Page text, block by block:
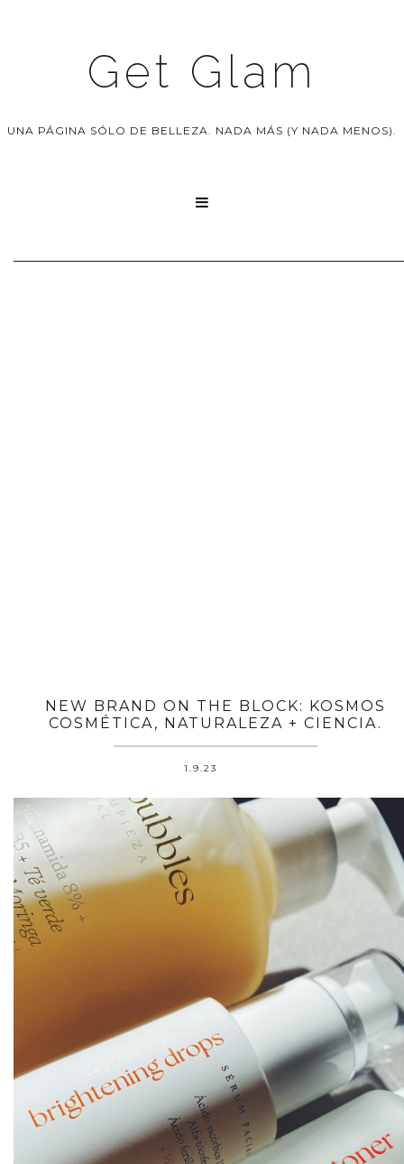
Get Glam
UNA PÁGINA SÓLO DE BELLEZA. NADA MÁS (Y NADA MENOS).

NEW BRAND ON THE BLOCK: KOSMOS
COSMÉTICA, NATURALEZA + CIENCIA.
1.9.23